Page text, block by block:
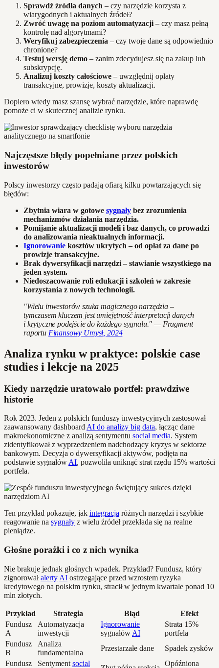
Sprawdź źródła danych – czy narzędzie korzysta z
wiarygodnych i aktualnych źródeł?
Zwróć uwagę na poziom automatyzacji– czy masz pełną
kontrolę nad algorytmami?
Weryfikuj zabezpieczenia – czy twoje dane są odpowiednio
chronione?
Testuj wersję demo – zanim zdecydujesz się na zakup lub
subskrypcję.
Analizuj koszty całościowe – uwzględnij opłaty
transakcyjne, prowizje, koszty aktualizacji.
Dopiero wtedy masz szansę wybrać narzędzie, które naprawdę
pomoże ci w skutecznej analizie rynku.
Najczęstsze błędy popełniane przez polskich
inwestorów
Polscy inwestorzy często padają ofiarą kilku powtarzających się
błędów:
Zbytnia wiara w gotowe sygnały bez zrozumienia
mechanizmów działania narzędzia.
Pomijanie aktualizacji modeli i baz danych, co prowadzi
do analizowania nieaktualnych informacji.
Ignorowanie kosztów ukrytych – od opłat za dane po
prowizje transakcyjne.
Brak dywersyfikacji narzędzi – stawianie wszystkiego na
jeden system.
Niedoszacowanie roli edukacji i szkoleń w zakresie
korzystania z nowych technologii.
"Wielu inwestorów szuka magicznego narzędzia –
tymczasem kluczem jest umiejętność interpretacji danych
i krytyczne podejście do każdego sygnału." — Fragment
raportu Finansowy Umysł, 2024
Analiza rynku w praktyce: polskie case
studies i lekcje na 2025
Kiedy narzędzie uratowało portfel: prawdziwe
historie
Rok 2023. Jeden z polskich funduszy inwestycyjnych zastosował
zaawansowany dashboardAI do analizy big data, łącząc dane
makroekonomiczne z analizą sentymentu social media. System
zidentyfikował z wyprzedzeniem nadchodzący kryzys w sektorze
bankowym. Decyzja o dywersyfikacji aktywów, podjęta na
podstawie sygnałówAI, pozwoliła uniknąć strat rzędu 15% wartości
portfela.
Ten przykład pokazuje, jak integracja różnych narzędzi i szybkie
reagowanie na sygnały z wielu źródeł przekłada się na realne
pieniądze.
Głośne porażki i co z nich wynika
Nie brakuje jednak głośnych wpadek. Przykład? Fundusz, który
zignorowałalerty AI ostrzegające przed wzrostem ryzyka
kredytowego na polskim rynku, stracił w jednym kwartale ponad 10
mln złotych.
Przykład Strategia Błąd
Efekt
Fundusz
A
Automatyzacja
inwestycji
Ignorowanie
sygnałów AI
Strata 15%
portfela
Fundusz
B
Analiza
fundamentalna
Przestarzałe dane
Spadek zysków
Fundusz
Sentyment social
Opóźniona